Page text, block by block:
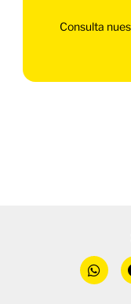
Consulta